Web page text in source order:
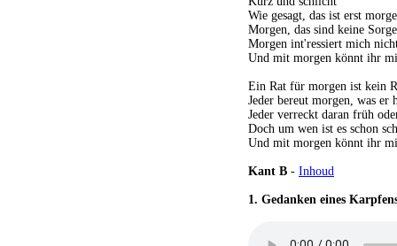
Wie gesagt, das ist erst
Morgen, das sind keine
Morgen int'ressiert mich
Und mit morgen könnt ihr
Ein Rat für morgen ist kein
Jeder bereut morgen, was er
Jeder verreckt daran früh
Doch um wen ist es schon
Und mit morgen könnt ihr
Kant B - Inhoud
1. Gedanken eines